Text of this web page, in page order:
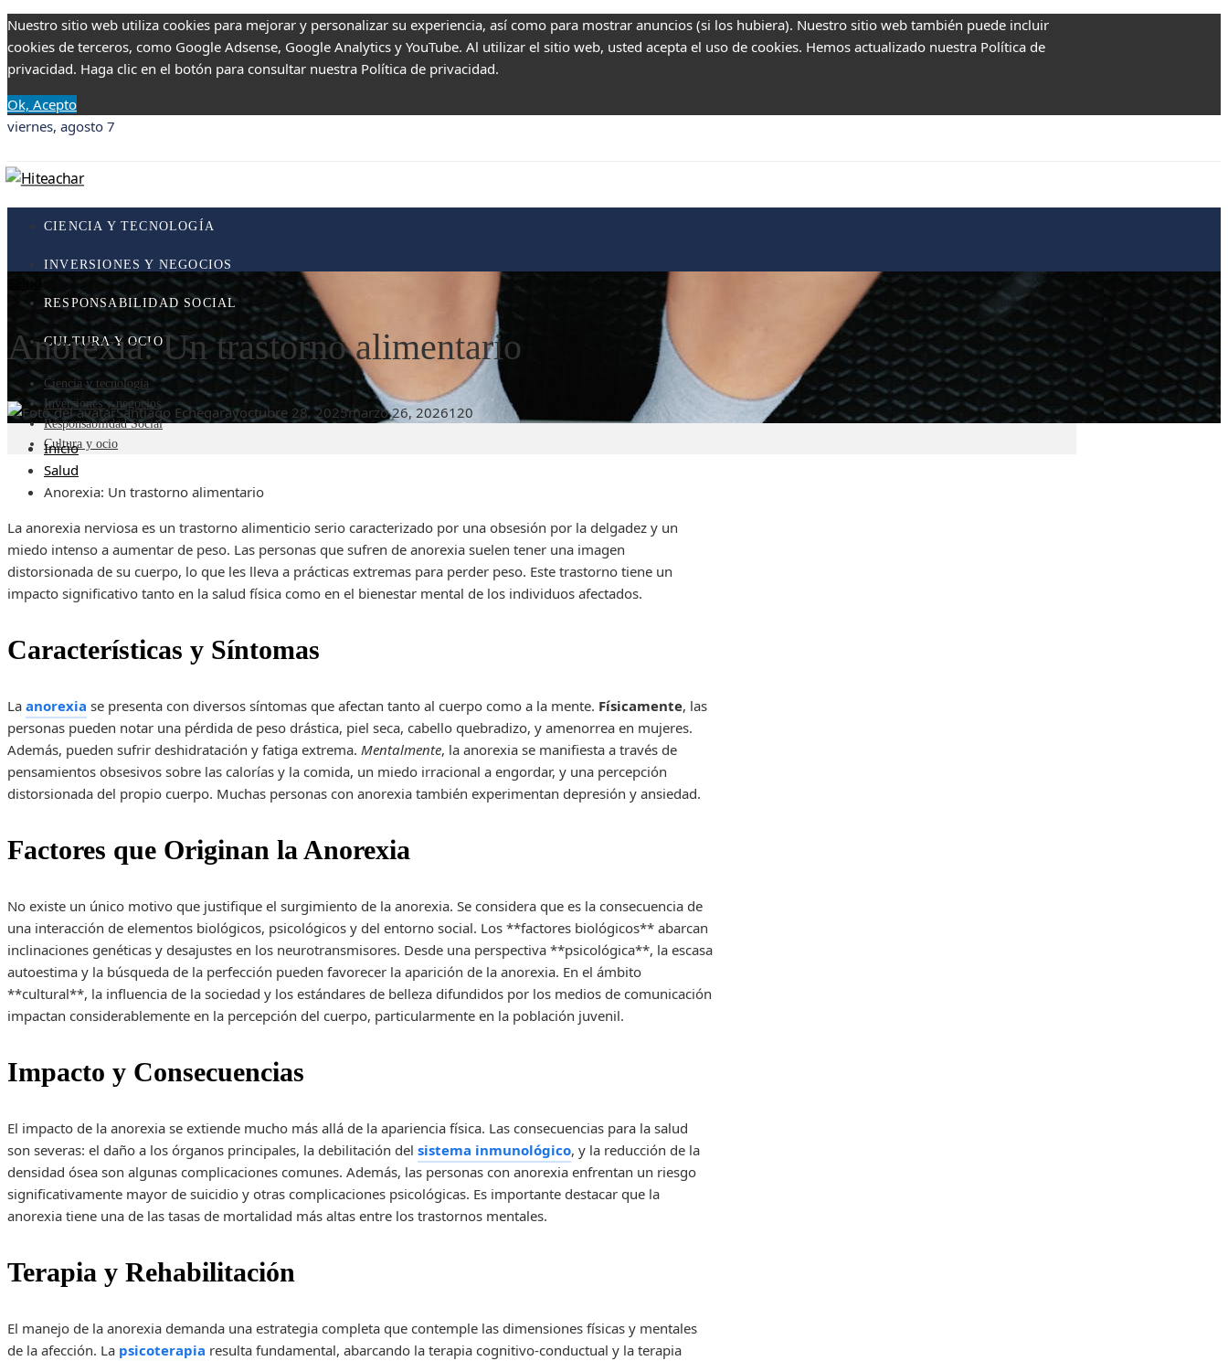
Nuestro sitio web utiliza cookies para mejorar y personalizar su experiencia, así como para mostrar anuncios (si los hubiera). Nuestro sitio web también puede incluir
cookies de terceros, como Google Adsense, Google Analytics y YouTube. Al utilizar el sitio web, usted acepta el uso de cookies. Hemos actualizado nuestra Política de
privacidad. Haga clic en el botón para consultar nuestra Política de privacidad.
Ok, Acepto
viernes, agosto 7
CIENCIA Y TECNOLOGÍA
INVERSIONES Y NEGOCIOS
RESPONSABILIDAD SOCIAL
CULTURA Y OCIO
Ciencia y tecnología
Inversiones y negocios
Responsabilidad Social
Cultura y ocio
Anorexia: Un trastorno alimentario
Santiago Echegarayoctubre 28, 2025marzo 26, 2026120
Inicio
Salud
Anorexia: Un trastorno alimentario
La anorexia nerviosa es un trastorno alimenticio serio caracterizado por una obsesión por la delgadez y un
miedo intenso a aumentar de peso. Las personas que sufren de anorexia suelen tener una imagen
distorsionada de su cuerpo, lo que les lleva a prácticas extremas para perder peso. Este trastorno tiene un
impacto significativo tanto en la salud física como en el bienestar mental de los individuos afectados.
Características y Síntomas
La anorexia se presenta con diversos síntomas que afectan tanto al cuerpo como a la mente. Físicamente, las
personas pueden notar una pérdida de peso drástica, piel seca, cabello quebradizo, y amenorrea en mujeres.
Además, pueden sufrir deshidratación y fatiga extrema. Mentalmente, la anorexia se manifiesta a través de
pensamientos obsesivos sobre las calorías y la comida, un miedo irracional a engordar, y una percepción
distorsionada del propio cuerpo. Muchas personas con anorexia también experimentan depresión y ansiedad.
Factores que Originan la Anorexia
No existe un único motivo que justifique el surgimiento de la anorexia. Se considera que es la consecuencia de
una interacción de elementos biológicos, psicológicos y del entorno social. Los **factores biológicos** abarcan
inclinaciones genéticas y desajustes en los neurotransmisores. Desde una perspectiva **psicológica**, la escasa
autoestima y la búsqueda de la perfección pueden favorecer la aparición de la anorexia. En el ámbito
**cultural**, la influencia de la sociedad y los estándares de belleza difundidos por los medios de comunicación
impactan considerablemente en la percepción del cuerpo, particularmente en la población juvenil.
Impacto y Consecuencias
El impacto de la anorexia se extiende mucho más allá de la apariencia física. Las consecuencias para la salud
son severas: el daño a los órganos principales, la debilitación del sistema inmunológico, y la reducción de la
densidad ósea son algunas complicaciones comunes. Además, las personas con anorexia enfrentan un riesgo
significativamente mayor de suicidio y otras complicaciones psicológicas. Es importante destacar que la
anorexia tiene una de las tasas de mortalidad más altas entre los trastornos mentales.
Terapia y Rehabilitación
El manejo de la anorexia demanda una estrategia completa que contemple las dimensiones físicas y mentales
de la afección. La psicoterapia resulta fundamental, abarcando la terapia cognitivo-conductual y la terapia